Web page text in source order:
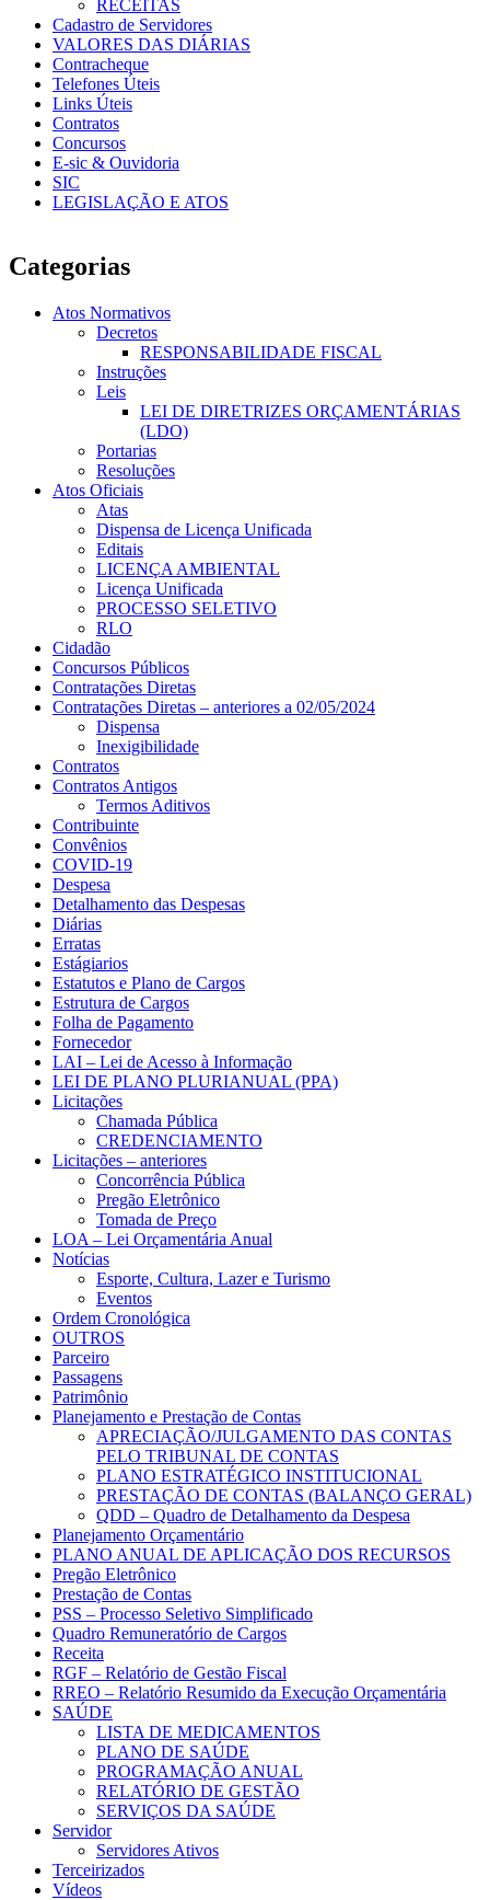
RECEITAS
Cadastro de Servidores
VALORES DAS DIÁRIAS
Contracheque
Telefones Úteis
Links Úteis
Contratos
Concursos
E-sic & Ouvidoria
SIC
LEGISLAÇÃO E ATOS
Categorias
Atos Normativos
Decretos
RESPONSABILIDADE FISCAL
Instruções
Leis
LEI DE DIRETRIZES ORÇAMENTÁRIAS
(LDO)
Portarias
Resoluções
Atos Oficiais
Atas
Dispensa de Licença Unificada
Editais
LICENÇA AMBIENTAL
Licença Unificada
PROCESSO SELETIVO
RLO
Cidadão
Concursos Públicos
Contratações Diretas
Contratações Diretas – anteriores a 02/05/2024
Dispensa
Inexigibilidade
Contratos
Contratos Antigos
Termos Aditivos
Contribuinte
Convênios
COVID-19
Despesa
Detalhamento das Despesas
Diárias
Erratas
Estágiarios
Estatutos e Plano de Cargos
Estrutura de Cargos
Folha de Pagamento
Fornecedor
LAI – Lei de Acesso à Informação
LEI DE PLANO PLURIANUAL (PPA)
Licitações
Chamada Pública
CREDENCIAMENTO
Licitações – anteriores
Concorrência Pública
Pregão Eletrônico
Tomada de Preço
LOA – Lei Orçamentária Anual
Notícias
Esporte, Cultura, Lazer e Turismo
Eventos
Ordem Cronológica
OUTROS
Parceiro
Passagens
Patrimônio
Planejamento e Prestação de Contas
APRECIAÇÃO/JULGAMENTO DAS CONTAS
PELO TRIBUNAL DE CONTAS
PLANO ESTRATÉGICO INSTITUCIONAL
PRESTAÇÃO DE CONTAS (BALANÇO GERAL)
QDD – Quadro de Detalhamento da Despesa
Planejamento Orçamentário
PLANO ANUAL DE APLICAÇÃO DOS RECURSOS
Pregão Eletrônico
Prestação de Contas
PSS – Processo Seletivo Simplificado
Quadro Remuneratório de Cargos
Receita
RGF – Relatório de Gestão Fiscal
RREO – Relatório Resumido da Execução Orçamentária
SAÚDE
LISTA DE MEDICAMENTOS
PLANO DE SAÚDE
PROGRAMAÇÃO ANUAL
RELATÓRIO DE GESTÃO
SERVIÇOS DA SAÚDE
Servidor
Servidores Ativos
Terceirizados
Vídeos